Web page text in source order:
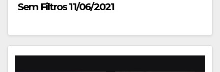
Sem Filtros 11/06/2021